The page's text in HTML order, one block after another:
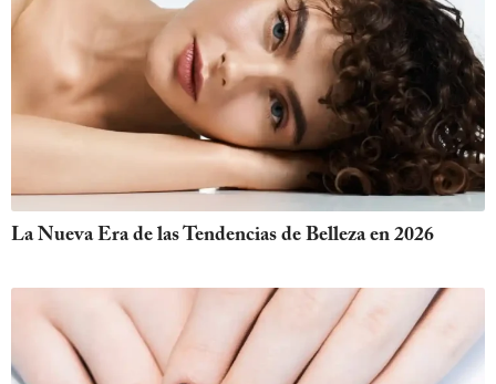
La Nueva Era de las Tendencias de Belleza en 2026